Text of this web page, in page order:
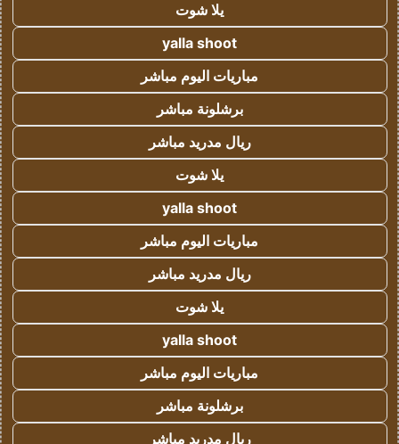
يلا شوت
yalla shoot
مباريات اليوم مباشر
برشلونة مباشر
ريال مدريد مباشر
يلا شوت
yalla shoot
مباريات اليوم مباشر
ريال مدريد مباشر
يلا شوت
yalla shoot
مباريات اليوم مباشر
برشلونة مباشر
ريال مدريد مباشر